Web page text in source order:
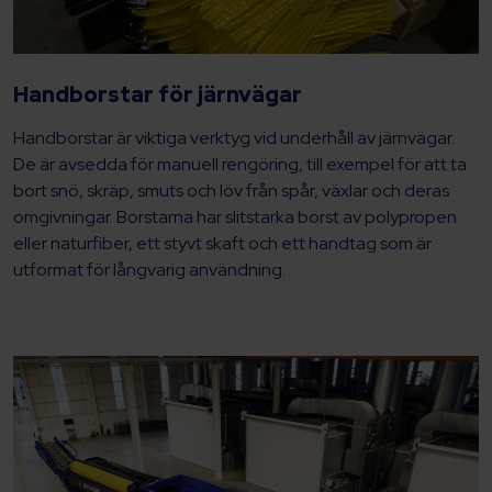
Handborstar för järnvägar
Handborstar är viktiga verktyg vid underhåll av järnvägar.
De är avsedda för manuell rengöring, till exempel för att ta
bort snö, skräp, smuts och löv från spår, växlar och deras
omgivningar. Borstarna har slitstarka borst av polypropen
eller naturfiber, ett styvt skaft och ett handtag som är
utformat för långvarig användning.